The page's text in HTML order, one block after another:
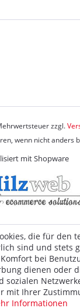
zzgl.
wenn nicht anders
mit Shopware
die für den
sind und stets
bei
dienen oder
sozialen
mit Ihrer
Informationen